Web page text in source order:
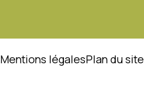
Mentions légalesPlan du site